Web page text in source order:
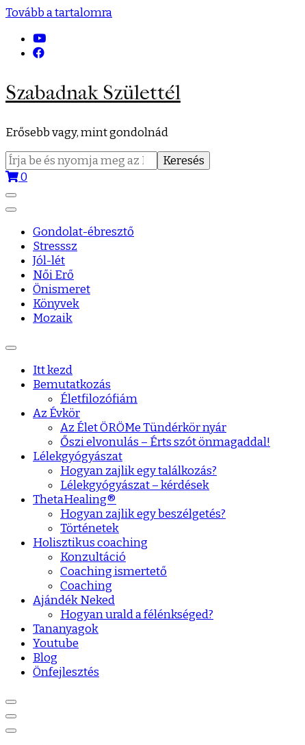
Tovább a tartalomra
Szabadnak Születtél
Erősebb vagy, mint gondolnád
Keresés:
0
Gondolat-ébresztő
Stresssz
Jól-lét
Női Erő
Önismeret
Könyvek
Mozaik
Itt kezd
Bemutatkozás
Életfilozófiám
Az Évkör
Az Élet ÖRÖMe Tündérkör nyár
Őszi elvonulás – Érts szót önmagaddal!
Lélekgyógyászat
Hogyan zajlik egy találkozás?
Lélekgyógyászat – kérdések
ThetaHealing®
Hogyan zajlik egy beszélgetés?
Történetek
Holisztikus coaching
Konzultáció
Coaching ismertető
Coaching
Ajándék Neked
Hogyan urald a félénkséged?
Tananyagok
Youtube
Blog
Önfejlesztés